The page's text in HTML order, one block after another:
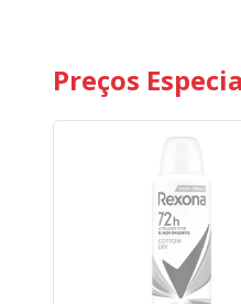
Preços